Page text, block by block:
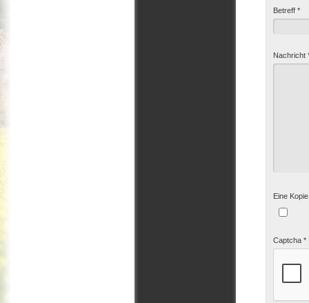
Betreff *
Nachricht
Eine
Captcha *